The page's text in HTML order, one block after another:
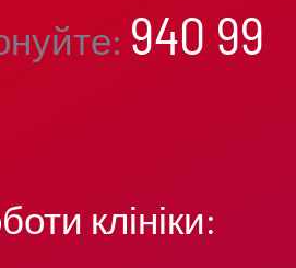
940 99
клініки: